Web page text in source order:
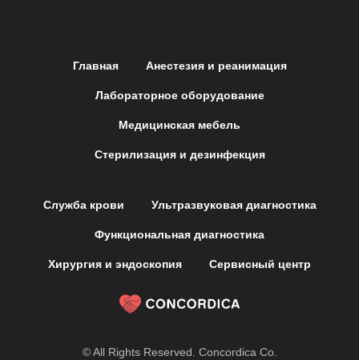
Главная Анестезия и реанимация
Лабораторное оборудование
Медицинская мебель
Стерилизация и дезинфекция
Служба крови Ультразвуковая диагностика
Функциональная диагностика
Хирургия и эндоскопия Сервисный центр
© All Rights Reserved. Concordica Co.